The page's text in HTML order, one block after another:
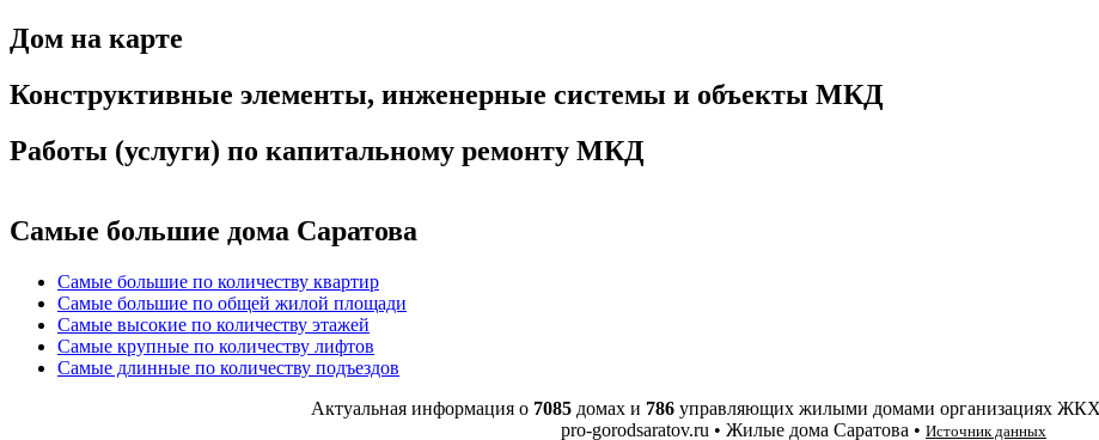
Дом на карте
Конструктивные элементы, инженерные системы и объекты МКД
Работы (услуги) по капитальному ремонту МКД
Самые большие дома Саратова
Самые большие по количеству квартир
Самые большие по общей жилой площади
Самые высокие по количеству этажей
Самые крупные по количеству лифтов
Самые длинные по количеству подъездов
Актуальная информация о 7085 домах и 786 управляющих жилыми домами организациях ЖКХ
pro-gorodsaratov.ru • Жилые дома Саратова • Источник данных